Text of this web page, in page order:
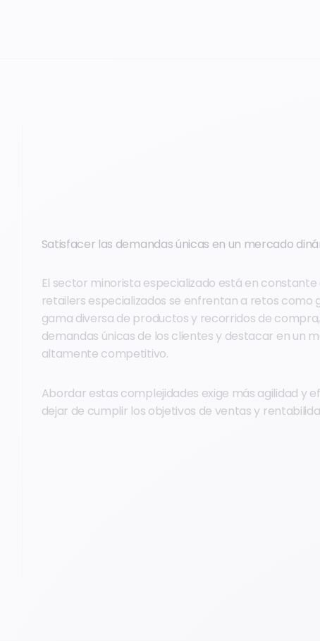
Satisfacer las demandas únicas en un mercado
El sector minorista especializado está en constante
retailers especializados se enfrentan a retos como
gama diversa de productos y recorridos de
demandas únicas de los clientes y destacar en un
altamente competitivo.
Abordar estas complejidades exige más agilidad y
dejar de cumplir los objetivos de ventas y